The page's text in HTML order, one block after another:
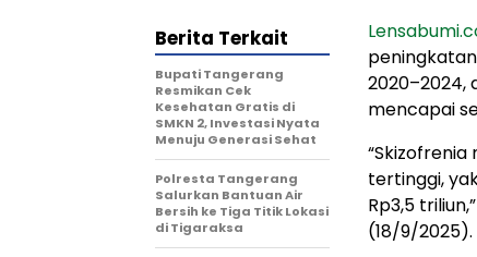
2020–2024,
mencapai
tertinggi,
Rp3,5
(18/9/2025).
Berita Terkait
‎Bupati Tangerang
Resmikan Cek
Kesehatan Gratis di
SMKN 2, Investasi Nyata
Menuju Generasi Sehat
Polresta Tangerang
Salurkan Bantuan Air
Bersih ke Tiga Titik Lokasi
di Tigaraksa